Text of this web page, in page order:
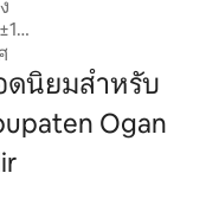
บ ตู้
อง
การพบปะสังสรรค์แล
เฮาส์แห่งนี้เหมาะ
ผ่อน การรวมญาติ
หรือการพักผ่อนกั
ดนิยมสำหรับ
Ogan